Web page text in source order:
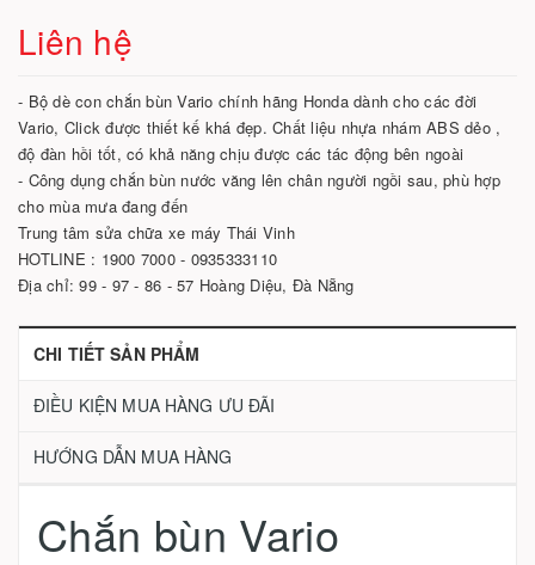
Liên hệ
- Bộ dè con chắn bùn Vario chính hãng Honda dành cho các đời
Vario, Click được thiết kế khá đẹp. Chất liệu nhựa nhám ABS dẻo ,
độ đàn hồi tốt, có khả năng chịu được các tác động bên ngoài
- Công dụng chắn bùn nước văng lên chân người ngồi sau, phù hợp
cho mùa mưa đang đến
Trung tâm sửa chữa xe máy Thái Vinh
HOTLINE : 1900 7000 - 0935333110
Địa chỉ: 99 - 97 - 86 - 57 Hoàng Diệu, Đà Nẵng
CHI TIẾT SẢN PHẨM
ĐIỀU KIỆN MUA HÀNG ƯU ĐÃI
HƯỚNG DẪN MUA HÀNG
Chắn bùn Vario